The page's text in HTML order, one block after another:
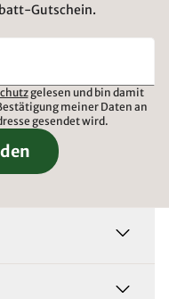
Gutschein.
gelesen und bin damit
meiner Daten an
gesendet wird.